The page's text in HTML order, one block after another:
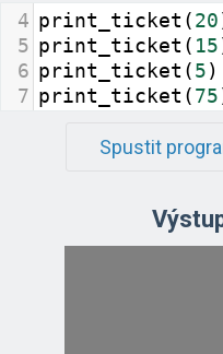
4 print_ticket (20
5 print_ticket ( 15
6 print_ticket (5)
7 print_ticket (75
Spustit